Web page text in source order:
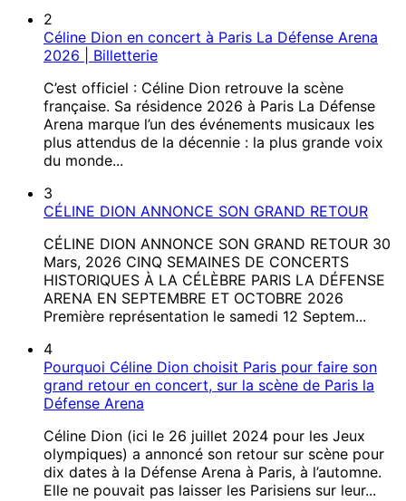
2
Céline Dion en concert à Paris La Défense Arena
2026 | Billetterie
C’est officiel : Céline Dion retrouve la scène
française. Sa résidence 2026 à Paris La Défense
Arena marque l’un des événements musicaux les
plus attendus de la décennie : la plus grande voix
du monde...
3
CÉLINE DION ANNONCE SON GRAND RETOUR
CÉLINE DION ANNONCE SON GRAND RETOUR 30
Mars, 2026 CINQ SEMAINES DE CONCERTS
HISTORIQUES À LA CÉLÈBRE PARIS LA DÉFENSE
ARENA EN SEPTEMBRE ET OCTOBRE 2026
Première représentation le samedi 12 Septem...
4
Pourquoi Céline Dion choisit Paris pour faire son
grand retour en concert, sur la scène de Paris la
Défense Arena
Céline Dion (ici le 26 juillet 2024 pour les Jeux
olympiques) a annoncé son retour sur scène pour
dix dates à la Défense Arena à Paris, à l’automne.
Elle ne pouvait pas laisser les Parisiens sur leur...